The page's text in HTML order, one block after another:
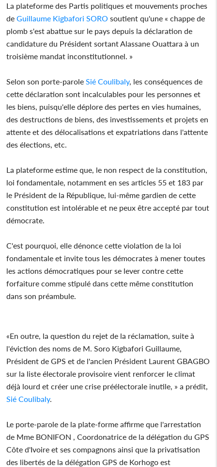
La plateforme des Partis politiques et mouvements proches
deGuillaume Kigbafori SORO soutient qu'une « chappe de
plomb s'est abattue sur le pays depuis la déclaration de
candidature du Président sortant Alassane Ouattara à un
troisième mandat inconstitutionnel. »
Selon son porte-paroleSié Coulibaly, les conséquences de
cette déclaration sont incalculables pour les personnes et
les biens, puisqu'elle déplore des pertes en vies humaines,
des destructions de biens, des investissements et projets en
attente et des délocalisations et expatriations dans l'attente
des élections, etc.
La plateforme estime que, le non respect de la constitution,
loi fondamentale, notamment en ses articles 55 et 183 par
le Président de la République, lui-même gardien de cette
constitution est intolérable et ne peux être accepté par tout
démocrate.
C'est pourquoi, elle dénonce cette violation de la loi
fondamentale et invite tous les démocrates à mener toutes
les actions démocratiques pour se lever contre cette
forfaiture comme stipulé dans cette même constitution
dans son préambule.
«En outre, la question du rejet de la réclamation, suite à
l'éviction des noms de M. Soro Kigbafori Guillaume,
Président de GPS et de l'ancien Président Laurent GBAGBO
sur la liste électorale provisoire vient renforcer le climat
déjà lourd et créer une crise préélectorale inutile, » a prédit,
Sié Coulibaly.
Le porte-parole de la plate-forme affirme que l'arrestation
de Mme BONIFON , Coordonatrice de la délégation du GPS
Côte d'Ivoire et ses compagnons ainsi que la privatisation
des libertés de la délégation GPS de Korhogo est